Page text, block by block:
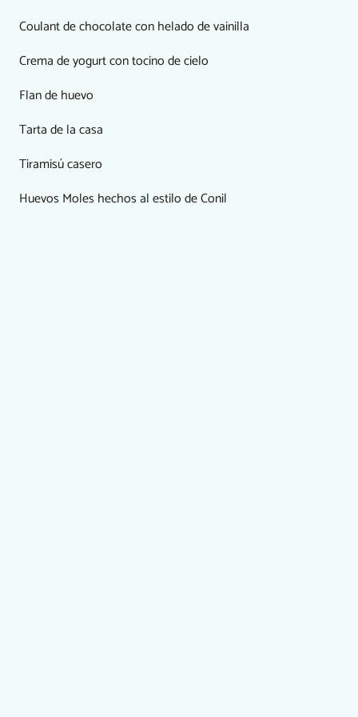
Coulant de chocolate con helado de vainilla
Crema de yogurt con tocino de cielo
Flan de huevo
Tarta de la casa
Tiramisú casero
Huevos Moles hechos al estilo de Conil